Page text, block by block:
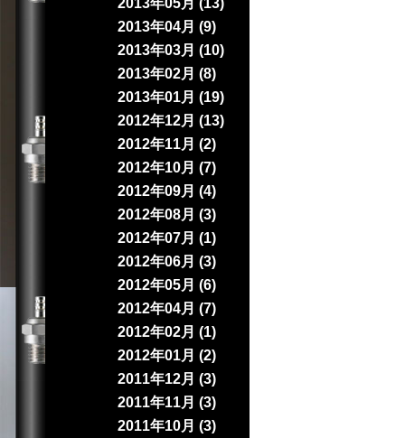
2013年05月 (13)
2013年04月 (9)
2013年03月 (10)
2013年02月 (8)
2013年01月 (19)
2012年12月 (13)
2012年11月 (2)
2012年10月 (7)
2012年09月 (4)
2012年08月 (3)
2012年07月 (1)
2012年06月 (3)
2012年05月 (6)
2012年04月 (7)
2012年02月 (1)
2012年01月 (2)
2011年12月 (3)
2011年11月 (3)
2011年10月 (3)